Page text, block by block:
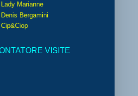
Lady Marianne
Denis Bergamini
Cip&Ciop
VISITE